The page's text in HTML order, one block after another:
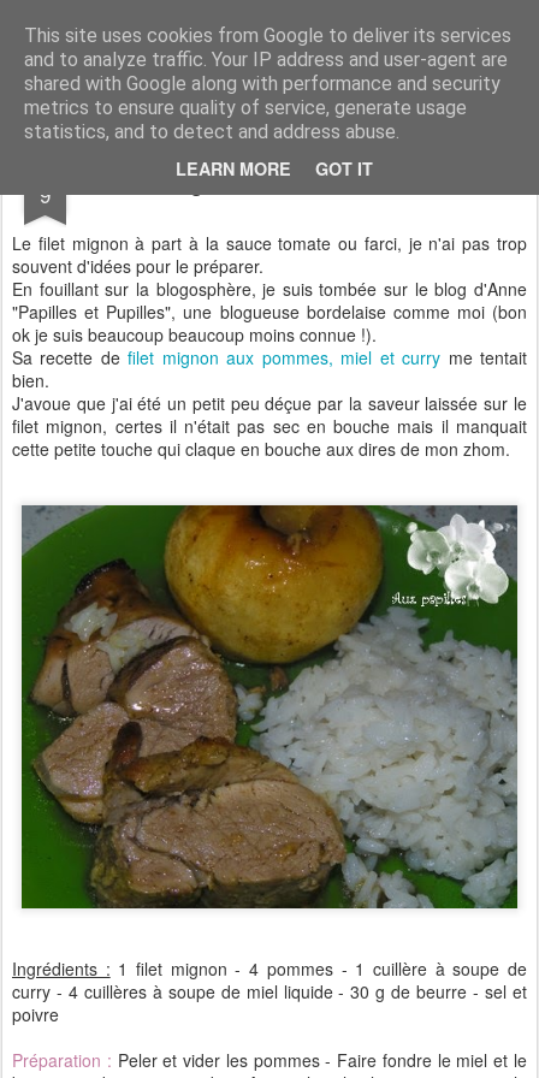
This site uses cookies from Google to deliver its services
and to analyze traffic. Your IP address and user-agent are
shared with Google along with performance and security
metrics to ensure quality of service, generate usage
statistics, and to detect and address abuse.
LEARN MORE GOT IT
Aux papilles by Virginie
9 Filet Mignon aux saveurs acidulées
Le filet mignon à part à la sauce tomate ou farci, je n'ai pas trop
souvent d'idées pour le préparer.
En fouillant sur la blogosphère, je suis tombée sur le blog d'Anne
"Papilles et Pupilles", une blogueuse bordelaise comme moi (bon
ok je suis beaucoup beaucoup moins connue !).
Sa recette defilet mignon aux pommes, miel et curry me tentait
bien.
J'avoue que j'ai été un petit peu déçue par la saveur laissée sur le
filet mignon, certes il n'était pas sec en bouche mais il manquait
cette petite touche qui claque en bouche aux dires de mon zhom.
Ingrédients : 1 filet mignon - 4 pommes - 1 cuillère à soupe de
curry - 4 cuillères à soupe de miel liquide - 30 g de beurre - sel et
poivre
Préparation : Peler et vider les pommes - Faire fondre le miel et le